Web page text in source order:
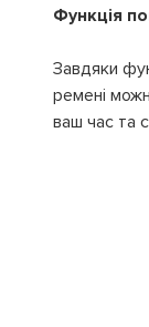
Функція
Завдяки
ремені
ваш час та